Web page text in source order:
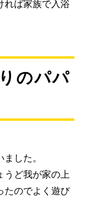
れば家族で入浴
のパパ
した。
うど我が家の上
たのでよく遊び